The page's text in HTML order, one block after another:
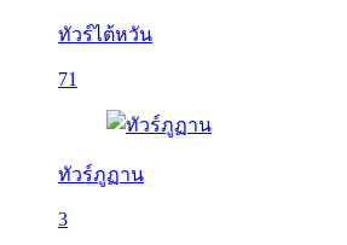
ทัวร์ไต้หวัน
71
ทัวร์ภูฏาน
3